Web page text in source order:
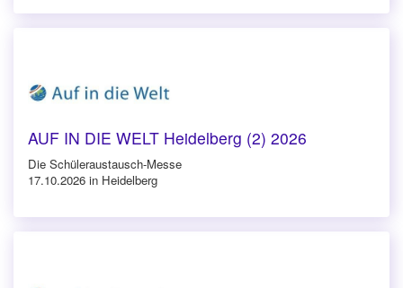
AUF IN DIE WELT Heidelberg (2) 2026
Die Schüleraustausch-Messe
17.10.2026 in Heidelberg